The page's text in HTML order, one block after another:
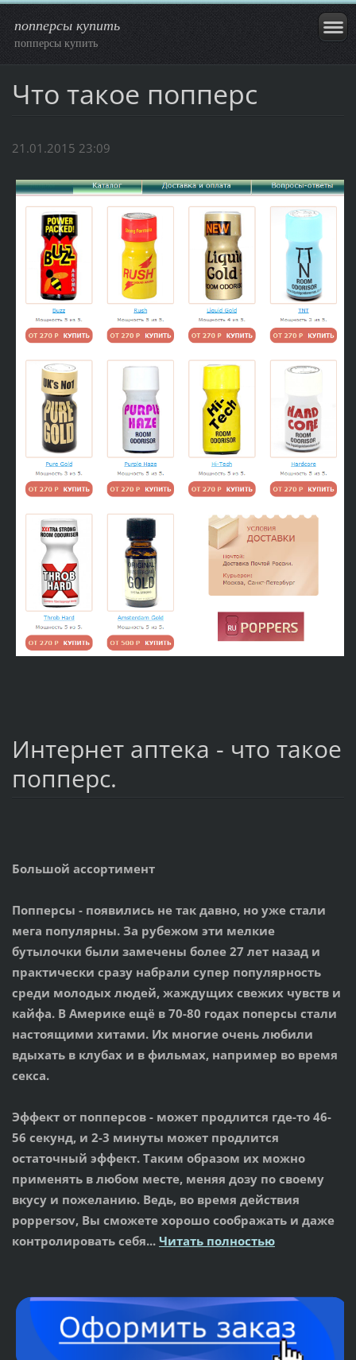
попперсы купить
попперсы купить
Что такое попперс
21.01.2015 23:09
Интернет аптека - что такое
попперс.
Большой ассортимент
Попперсы - появились не так давно, но уже стали
мега популярны. За рубежом эти мелкие
бутылочки были замечены более 27 лет назад и
практически сразу набрали супер популярность
среди молодых людей, жаждущих свежих чувств и
кайфа. В Америке ещё в 70-80 годах поперсы стали
настоящими хитами. Их многие очень любили
вдыхать в клубах и в фильмах, например во время
секса.
Эффект от попперсов- может продлится где-то 46-
56 секунд, и 2-3 минуты может продлится
остаточный эффект. Таким образом их можно
применять в любом месте, меняя дозу по своему
вкусу и пожеланию. Ведь, во время действия
poppersov, Вы сможете хорошо соображать и даже
контролировать себя... Читать полностью